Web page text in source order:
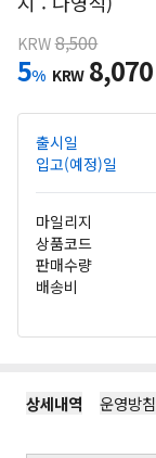
KRW 8,500
5% KRW 8,070
출시일
입고(예정)일
마일리지
상품코드
판매수량
배송비
상세내역 운영방침